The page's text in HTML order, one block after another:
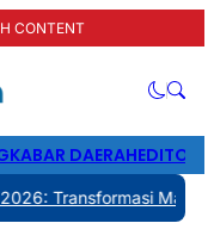
CONTENT
KABAR DAERAH
Manajemen,